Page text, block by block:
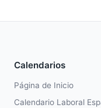
Calendarios
Página de Inicio
Calendario Laboral